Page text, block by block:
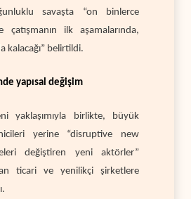
savaşta “on binlerce
çatışmanın ilk aşamalarında,
kalacağı” belirtildi.
yapısal değişim
yaklaşımıyla birlikte, büyük
yerine “disruptive new
değiştiren yeni aktörler”
ticari ve yenilikçi şirketlere